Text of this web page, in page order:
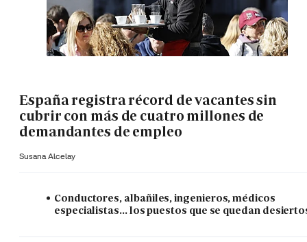
España registra récord de vacantes sin
cubrir con más de cuatro millones de
demandantes de empleo
Susana Alcelay
Conductores, albañiles, ingenieros, médicos
especialistas... los puestos que se quedan